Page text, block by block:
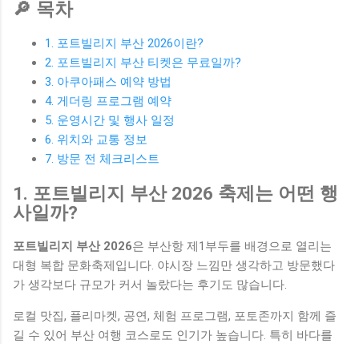
🔎 목차
1. 포트빌리지 부산 2026이란?
2. 포트빌리지 부산 티켓은 무료일까?
3. 아쿠아패스 예약 방법
4. 게더링 프로그램 예약
5. 운영시간 및 행사 일정
6. 위치와 교통 정보
7. 방문 전 체크리스트
1. 포트빌리지 부산 2026 축제는 어떤 행
사일까?
포트빌리지 부산 2026은 부산항 제1부두를 배경으로 열리는
대형 복합 문화축제입니다. 야시장 느낌만 생각하고 방문했다
가 생각보다 규모가 커서 놀랐다는 후기도 많습니다.
로컬 맛집, 플리마켓, 공연, 체험 프로그램, 포토존까지 함께 즐
길 수 있어 부산 여행 코스로도 인기가 높습니다. 특히 바다를